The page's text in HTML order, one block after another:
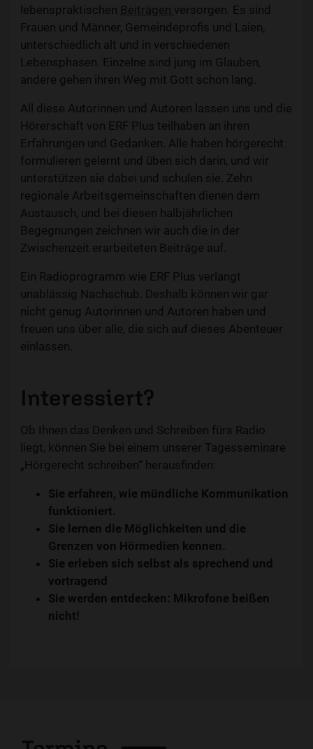
lebenspraktischen Beiträgen versorgen. Es sind
Frauen und Männer, Gemeindeprofis und Laien,
unterschiedlich alt und in verschiedenen
Lebensphasen. Einzelne sind jung im Glauben,
andere gehen ihren Weg mit Gott schon lang.
All diese Autorinnen und Autoren lassen uns und die
Hörerschaft von ERF Plus teilhaben an ihren
Erfahrungen und Gedanken. Alle haben hörgerecht
formulieren gelernt und üben sich darin, und wir
unterstützen sie dabei und schulen sie. Zehn
regionale Arbeitsgemeinschaften dienen dem
Austausch, und bei diesen halbjährlichen
Begegnungen zeichnen wir auch die in der
Zwischenzeit erarbeiteten Beiträge auf.
Ein Radioprogramm wie ERF Plus verlangt
unablässig Nachschub. Deshalb können wir gar
nicht genug Autorinnen und Autoren haben und
freuen uns über alle, die sich auf dieses Abenteuer
einlassen.
Interessiert?
Ob Ihnen das Denken und Schreiben fürs Radio
liegt, können Sie bei einem unserer Tagesseminare
„Hörgerecht schreiben“ herausfinden:
Sie erfahren, wie mündliche Kommunikation
funktioniert.
Sie lernen die Möglichkeiten und die
Grenzen von Hörmedien kennen.
Sie erleben sich selbst als sprechend und
vortragend
Sie werden entdecken: Mikrofone beißen
nicht!